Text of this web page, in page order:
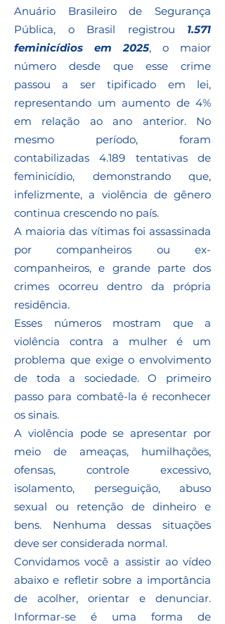
Anuário Brasileiro de Segurança
Pública, o Brasil registrou 1.571
feminicídios em 2025, o maior
número desde que esse crime
passou a ser tipificado em lei,
representando um aumento de 4%
em relação ao ano anterior. No
mesmo período, foram
contabilizadas 4.189 tentativas de
feminicídio, demonstrando que,
infelizmente, a violência de gênero
continua crescendo no país.
A maioria das vítimas foi assassinada
por companheiros ou ex-
companheiros, e grande parte dos
crimes ocorreu dentro da própria
residência.
Esses números mostram que a
violência contra a mulher é um
problema que exige o envolvimento
de toda a sociedade. O primeiro
passo para combatê-la é reconhecer
os sinais.
A violência pode se apresentar por
meio de ameaças, humilhações,
ofensas, controle excessivo,
isolamento, perseguição, abuso
sexual ou retenção de dinheiro e
bens. Nenhuma dessas situações
deve ser considerada normal.
Convidamos você a assistir ao vídeo
abaixo e refletir sobre a importância
de acolher, orientar e denunciar.
Informar-se é uma forma de